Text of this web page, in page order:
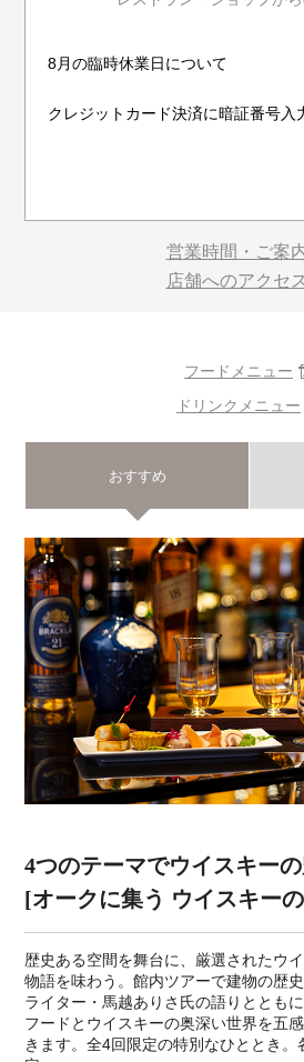
8月の臨時休業日について
クレジットカード決済に暗証番号入
営業時間・ご案
店舗へのアクセス
フードメニュー
ドリンクメニュー
おすすめ
4つのテーマでウイスキー
[オークに集う ウイスキー
歴史ある空間を舞台に、厳選されたウ
物語を味わう。館内ツアーで建物の歴史
ライター・馬越ありさ氏の語りととも
フードとウイスキーの奥深い世界を五
きます。全4回限定の特別なひととき。